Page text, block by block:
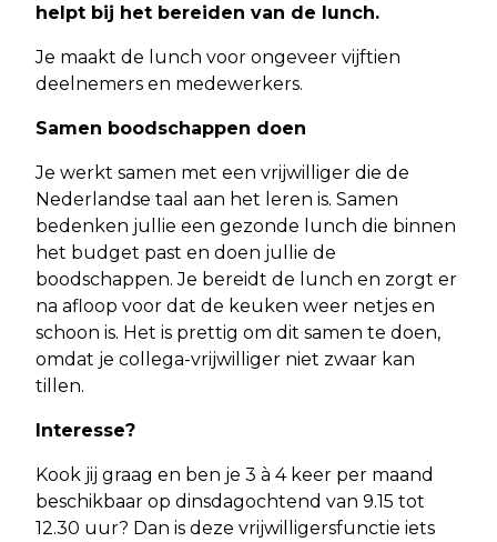
helpt bij het bereiden van de lunch.
Je maakt de lunch voor ongeveer vijftien
deelnemers en medewerkers.
Samen boodschappen doen
Je werkt samen met een vrijwilliger die de
Nederlandse taal aan het leren is. Samen
bedenken jullie een gezonde lunch die binnen
het budget past en doen jullie de
boodschappen. Je bereidt de lunch en zorgt er
na afloop voor dat de keuken weer netjes en
schoon is. Het is prettig om dit samen te doen,
omdat je collega-vrijwilliger niet zwaar kan
tillen.
Interesse?
Kook jij graag en ben je 3 à 4 keer per maand
beschikbaar op dinsdagochtend van 9.15 tot
12.30 uur? Dan is deze vrijwilligersfunctie iets